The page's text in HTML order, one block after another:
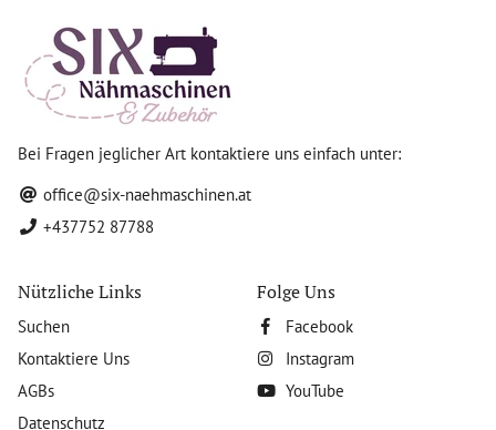
Bei Fragen jeglicher Art kontaktiere uns einfach unter:
office@six-naehmaschinen.at
+437752 87788
Nützliche Links
Suchen
Kontaktiere Uns
AGBs
Datenschutz
Folge Uns
Facebook
Instagram
YouTube